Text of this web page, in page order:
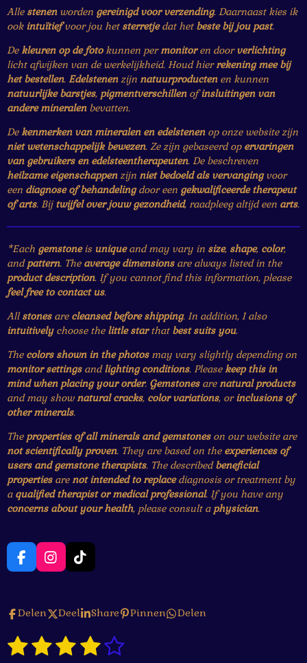
Alle stenenworden gereinigd voor verzending. Daarnaast kies ik
ook intuïtiefvoor jou het sterretjedat het beste bij jou past.
Dekleuren op de fotokunnen permonitoren doorverlichting
licht afwijken van de werkelijkheid. Houd hierrekening mee bij
het bestellen. Edelstenenzijn natuurproductenen kunnen
natuurlijke barstjes, pigmentverschillenofinsluitingen van
andere mineralenbevatten.
Dekenmerken van mineralen en edelstenenop onze website zijn
niet wetenschappelijk bewezen. Ze zijn gebaseerd op ervaringen
van gebruikers en edelsteentherapeuten. De beschreven
heilzame eigenschappenzijn niet bedoeld als vervangingvoor
een diagnose of behandelingdoor een gekwalificeerde therapeut
of arts. Bijtwijfel over jouw gezondheid, raadpleeg altijd een arts.
*Each gemstoneis uniqueand may vary in size, shape, color,
andpattern. The average dimensionsare always listed in the
product description. If you cannot find this information, please
feel free to contact us.
Allstonesare cleansed before shipping. In addition, I also
intuitivelychoose the little starthat best suits you.
The colors shown in the photosmay vary slightly depending on
monitor settingsandlighting conditions. Pleasekeep this in
mind when placing your order. Gemstonesarenatural products
and may shownatural cracks, color variations, orinclusions of
other minerals.
The properties of all minerals and gemstoneson our website are
not scientifically proven. They are based on the experiences of
users and gemstone therapists. The describedbeneficial
propertiesarenot intended to replacediagnosis or treatment by
a qualified therapist or medical professional. If you have any
concerns about your health, please consult a physician.
F
a
b
o
k
I
n
a
r
T
i
o
Delen Deel Share Pinnen Delen
R
a
1 2 3 4 5
S